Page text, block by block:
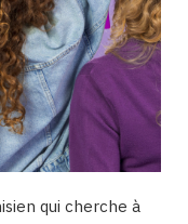
qui cherche à